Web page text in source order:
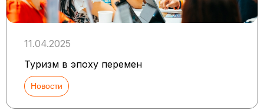
11.04.2025
Туризм в эпоху перемен
Новости